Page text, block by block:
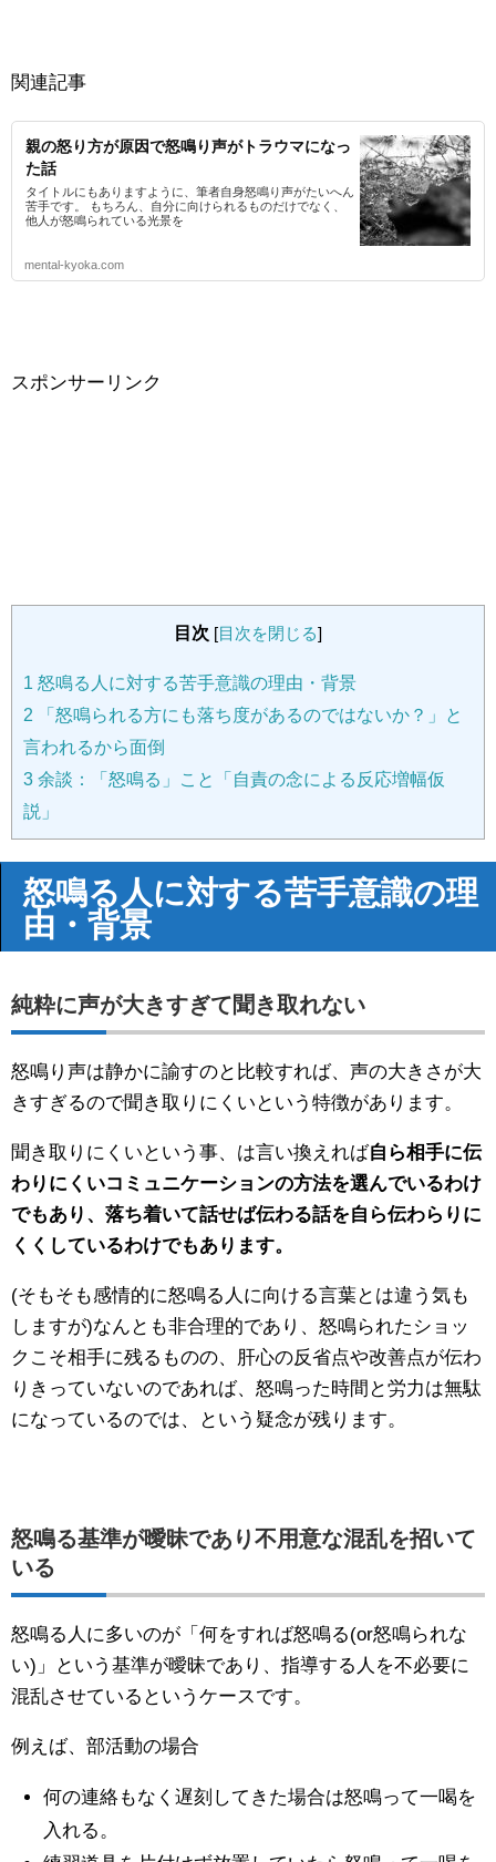
関連記事
親の怒り方が原因で怒鳴り声がトラウマになっ
た話
タイトルにもありますように、筆者自身怒鳴り声がたいへん
苦手です。 もちろん、自分に向けられるものだけでなく、
他人が怒鳴られている光景を
mental-kyoka.com
スポンサーリンク
目次 [目次を閉じる]
1 怒鳴る人に対する苦手意識の理由・背景
2 「怒鳴られる方にも落ち度があるのではないか？」と
言われるから面倒
3 余談：「怒鳴る」こと「自責の念による反応増幅仮
説」
怒鳴る人に対する苦手意識の理
由・背景
純粋に声が大きすぎて聞き取れない
怒鳴り声は静かに諭すのと比較すれば、声の大きさが大
きすぎるので聞き取りにくいという特徴があります。
聞き取りにくいという事、は言い換えれば自ら相手に伝
わりにくいコミュニケーションの方法を選んでいるわけ
でもあり、落ち着いて話せば伝わる話を自ら伝わらりに
くくしているわけでもあります。
(そもそも感情的に怒鳴る人に向ける言葉とは違う気も
しますが)なんとも非合理的であり、怒鳴られたショッ
クこそ相手に残るものの、肝心の反省点や改善点が伝わ
りきっていないのであれば、怒鳴った時間と労力は無駄
になっているのでは、という疑念が残ります。
怒鳴る基準が曖昧であり不用意な混乱を招いて
いる
怒鳴る人に多いのが「何をすれば怒鳴る(or怒鳴られな
い)」という基準が曖昧であり、指導する人を不必要に
混乱させているというケースです。
例えば、部活動の場合
何の連絡もなく遅刻してきた場合は怒鳴って一喝を
入れる。